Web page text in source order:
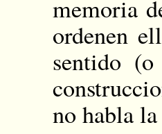
memoria
ordenen
sentido
no habla